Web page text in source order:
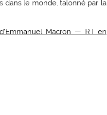
dans le monde, talonné par la
Macron — RT en